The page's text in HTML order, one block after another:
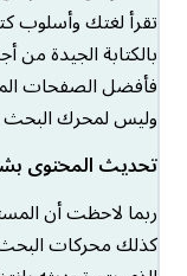
تقرأ لغتك وأسلوب
بالكتابة الجيدة
فأفضل الصفحات
وليس لمحرك البحث
تحديث المحتوى
ربما لاحظت أن
كذلك محركات